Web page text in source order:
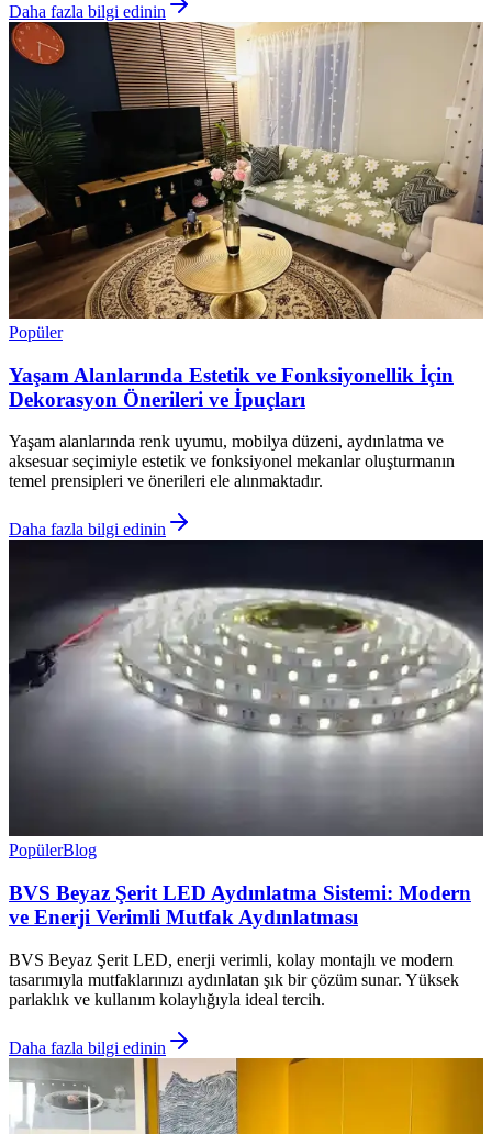
Daha fazla bilgi edinin
Popüler
Yaşam Alanlarında Estetik ve Fonksiyonellik İçin
Dekorasyon Önerileri ve İpuçları
Yaşam alanlarında renk uyumu, mobilya düzeni, aydınlatma ve
aksesuar seçimiyle estetik ve fonksiyonel mekanlar oluşturmanın
temel prensipleri ve önerileri ele alınmaktadır.
Daha fazla bilgi edinin
PopülerBlog
BVS Beyaz Şerit LED Aydınlatma Sistemi: Modern
ve Enerji Verimli Mutfak Aydınlatması
BVS Beyaz Şerit LED, enerji verimli, kolay montajlı ve modern
tasarımıyla mutfaklarınızı aydınlatan şık bir çözüm sunar. Yüksek
parlaklık ve kullanım kolaylığıyla ideal tercih.
Daha fazla bilgi edinin